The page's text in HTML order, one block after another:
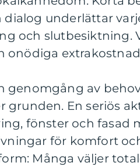
underlättar
och slutbesiktning.
onödiga
genomgång av
grunden. En seriös
fönster och fasad
för komfort
Många väljer